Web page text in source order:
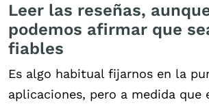
Leer las reseñas,
podemos afirmar que
fiables
Es algo habitual fijarnos en la
aplicaciones, pero a medida que